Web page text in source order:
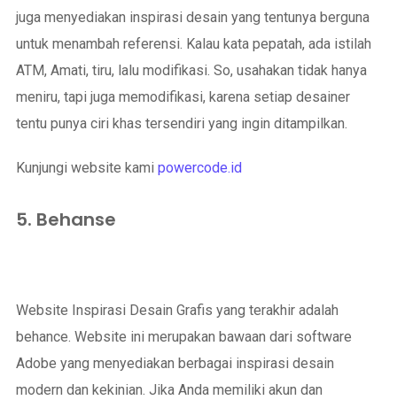
juga menyediakan inspirasi desain yang tentunya berguna
untuk menambah referensi. Kalau kata pepatah, ada istilah
ATM, Amati, tiru, lalu modifikasi. So, usahakan tidak hanya
meniru, tapi juga memodifikasi, karena setiap desainer
tentu punya ciri khas tersendiri yang ingin ditampilkan.
Kunjungi website kami powercode.id
5. Behanse
Website Inspirasi Desain Grafis yang terakhir adalah
behance. Website ini merupakan bawaan dari software
Adobe yang menyediakan berbagai inspirasi desain
modern dan kekinian. Jika Anda memiliki akun dan